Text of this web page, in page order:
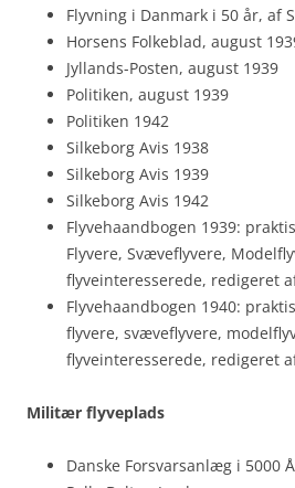
Flyvning i Danmark i 50 år, af
Horsens Folkeblad, august
Jyllands-Posten, august 1939
Politiken, august 1939
Politiken 1942
Silkeborg Avis 1938
Silkeborg Avis 1939
Silkeborg Avis 1942
Flyvehaandbogen 1939:
Flyvere, Svæveflyvere,
flyveinteresserede, redigeret
Flyvehaandbogen 1940:
flyvere, svæveflyvere,
flyveinteresserede, redigeret
Militær flyveplads
Danske Forsvarsanlæg i 5000